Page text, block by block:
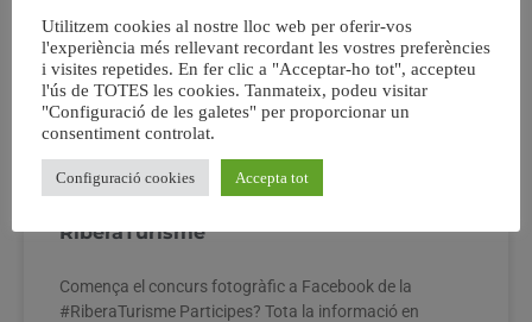
el proper any: Villena.
28 octubre, 2013 No hi ha comentaris
RiberaTurisme
Comença el concurs fotogràfic a Facebook de la
#RiberaTurisme Participes? Tota la informació en
Utilitzem cookies al nostre lloc web per oferir-vos
l'experiència més rellevant recordant les vostres preferències
i visites repetides. En fer clic a "Acceptar-ho tot", accepteu
l'ús de TOTES les cookies. Tanmateix, podeu visitar
"Configuració de les galetes" per proporcionar un
consentiment controlat.
Configuració cookies Accepta tot